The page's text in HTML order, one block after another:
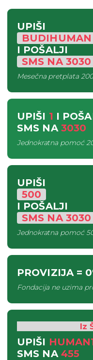
UPIŠI
BUDIHUMAN
I POŠALJI
SMS NA3030
Mesečna pretplata
UPIŠI 1 I
SMS NA 3030
Jednokratna pomoć
UPIŠI
500
I POŠALJI
SMS NA3030
Jednokratna pomoć
PROVIZIJA=
Fondacija ne uzima
Iz
UPIŠI
SMS NA 455